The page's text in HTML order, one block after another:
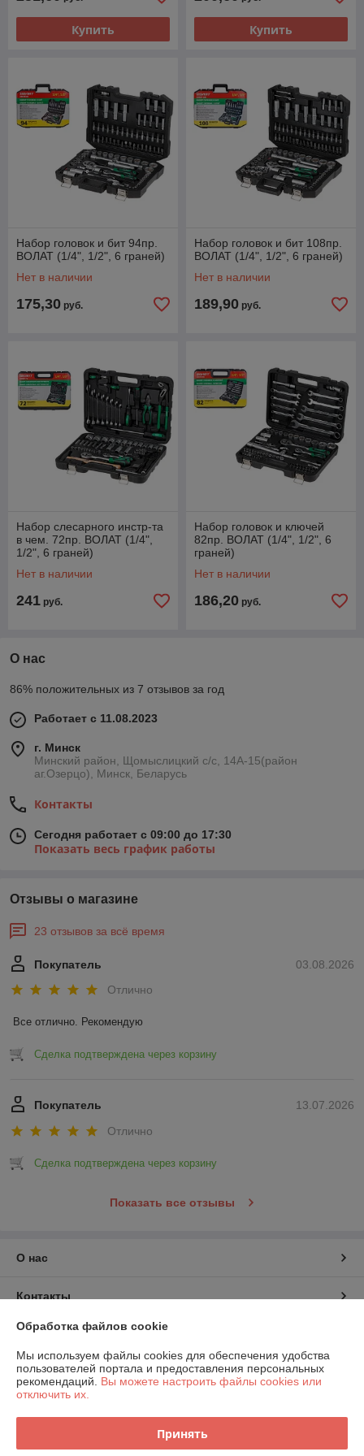
Купить Купить
Набор головок и бит 94пр.
ВОЛАТ (1/4", 1/2", 6 граней)
Нет в наличии
175,30 руб.
Набор головок и бит 108пр.
ВОЛАТ (1/4", 1/2", 6 граней)
Нет в наличии
189,90 руб.
Набор слесарного инстр-та
в чем. 72пр. ВОЛАТ (1/4",
1/2", 6 граней)
Нет в наличии
241 руб.
Набор головок и ключей
82пр. ВОЛАТ (1/4", 1/2", 6
граней)
Нет в наличии
186,20 руб.
О нас
86% положительных из 7 отзывов за год
Работает с 11.08.2023
г. Минск
Минский район, Щомыслицкий с/с, 14А-15(район
аг.Озерцо), Минск, Беларусь
Контакты
Сегодня работает с 09:00 до 17:30
Показать весь график работы
Отзывы о магазине
23 отзывов за всё время
03.08.2026
Покупатель
Отлично
Все отлично. Рекомендую
Сделка подтверждена через корзину
13.07.2026
Покупатель
Отлично
Сделка подтверждена через корзину
Показать все отзывы
О нас
Контакты
Доставка и оплата
График работы
Политика обработки cookies
Обработка файлов cookie
Мы используем файлы cookies для обеспечения удобства
пользователей портала и предоставления персональных
рекомендаций. Вы можете настроить файлы cookies или
отключить их.
Принять